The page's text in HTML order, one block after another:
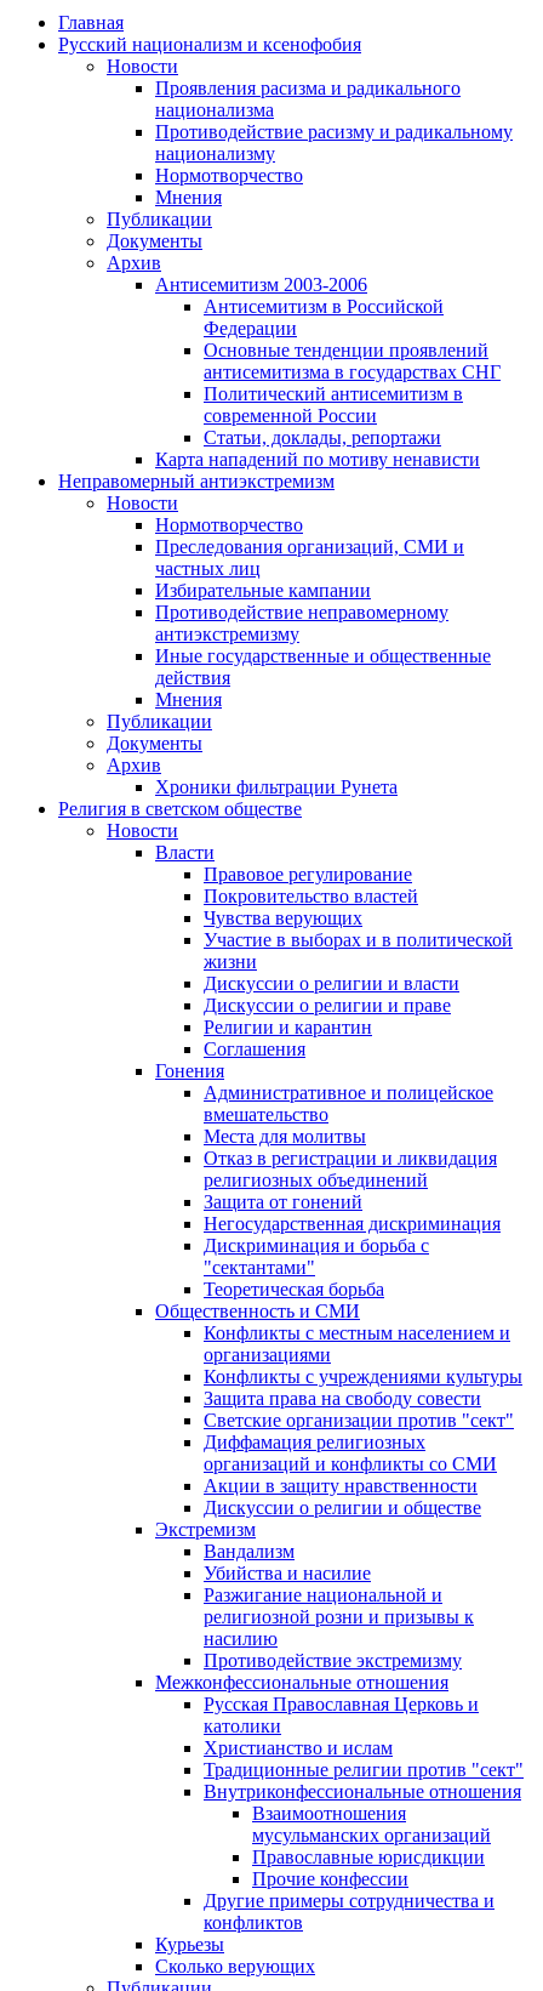
Главная
Русский национализм и ксенофобия
Новости
Проявления расизма и радикального
национализма
Противодействие расизму и радикальному
национализму
Нормотворчество
Мнения
Публикации
Документы
Архив
Антисемитизм 2003-2006
Антисемитизм в Российской
Федерации
Основные тенденции проявлений
антисемитизма в государствах СНГ
Политический антисемитизм в
современной России
Статьи, доклады, репортажи
Карта нападений по мотиву ненависти
Неправомерный антиэкстремизм
Новости
Нормотворчество
Преследования организаций, СМИ и
частных лиц
Избирательные кампании
Противодействие неправомерному
антиэкстремизму
Иные государственные и общественные
действия
Мнения
Публикации
Документы
Архив
Хроники фильтрации Рунета
Религия в светском обществе
Новости
Власти
Правовое регулирование
Покровительство властей
Чувства верующих
Участие в выборах и в политической
жизни
Дискуссии о религии и власти
Дискуссии о религии и праве
Религии и карантин
Соглашения
Гонения
Административное и полицейское
вмешательство
Места для молитвы
Отказ в регистрации и ликвидация
религиозных объединений
Защита от гонений
Негосударственная дискриминация
Дискриминация и борьба с
"сектантами"
Теоретическая борьба
Общественность и СМИ
Конфликты с местным населением и
организациями
Конфликты с учреждениями культуры
Защита права на свободу совести
Светские организации против "сект"
Диффамация религиозных
организаций и конфликты со СМИ
Акции в защиту нравственности
Дискуссии о религии и обществе
Экстремизм
Вандализм
Убийства и насилие
Разжигание национальной и
религиозной розни и призывы к
насилию
Противодействие экстремизму
Межконфессиональные отношения
Русская Православная Церковь и
католики
Христианство и ислам
Традиционные религии против "сект"
Внутриконфессиональные отношения
Взаимоотношения
мусульманских организаций
Православные юрисдикции
Прочие конфессии
Другие примеры сотрудничества и
конфликтов
Курьезы
Сколько верующих